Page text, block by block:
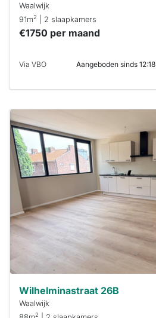
Waalwijk
91m2 | 2 slaapkamers
€1750 per maand
Via VBO Aangeboden sinds 12:18
Deze woning
is
waarschijnlijk
al verhuurd
Om kans te
maken moet je
binnen 15
Stekkies helpt
je hierbij!
Wilhelminastraat 26B
Waalwijk
2